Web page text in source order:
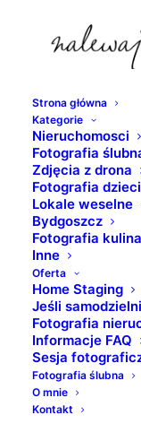
Strona główna
Kategorie
Nieruchomosci
Fotografia
Zdjęcia z drona
Fotografia
Lokale weselne
Bydgoszcz
Fotografia
Inne
Oferta
Home Staging
Jeśli
Fotografia
Informacje FAQ
Sesja
Fotografia ślubna
O mnie
Kontakt
Sesje